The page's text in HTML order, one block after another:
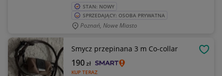
STAN: NOWY
SPRZEDAJĄCY: OSOBA PRYWATNA
Poznań, Nowe Miasto
Smycz przepinana 3 m Co-collar
KUP TERAZ
190zł